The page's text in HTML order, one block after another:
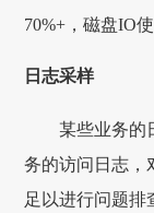
70%+，磁盘IO
日志采样
某些业务的
务的访问日志，
足以进行问题排